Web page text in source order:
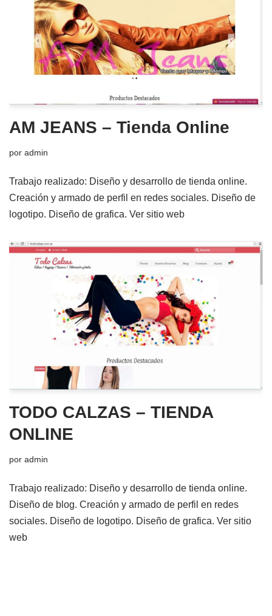
AM JEANS – Tienda Online
por admin
Trabajo realizado: Diseño y desarrollo de tienda online.
Creación y armado de perfil en redes sociales. Diseño de
logotipo. Diseño de grafica. Ver sitio web
TODO CALZAS – TIENDA
ONLINE
por admin
Trabajo realizado: Diseño y desarrollo de tienda online.
Diseño de blog. Creación y armado de perfil en redes
sociales. Diseño de logotipo. Diseño de grafica. Ver sitio
web